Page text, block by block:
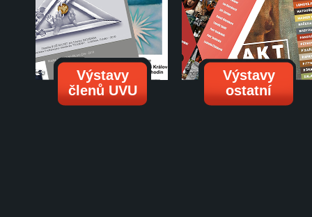
Výstavy
členů UVU
Výstavy
ostatní